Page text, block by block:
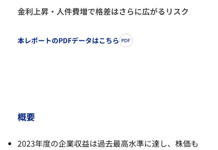
金利上昇・人件費増で格差はさらに広がるリスク
本レポートのPDFデータはこちら
概要
2023年度の企業収益は過去最高水準に達し、株価も